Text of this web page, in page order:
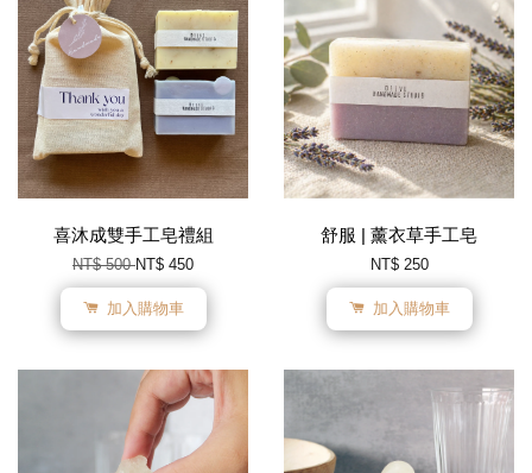
喜沐成雙手工皂禮組
NT$ 500NT$ 450
加入購物車
舒服 | 薰衣草手工皂
NT$ 250
加入購物車